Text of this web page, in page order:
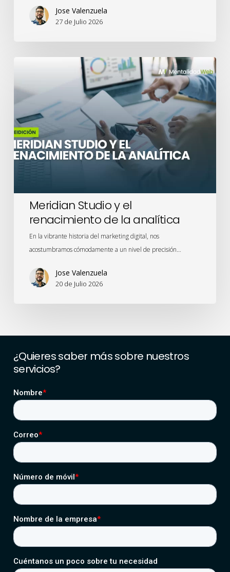
Jose Valenzuela
27 de Julio 2026
y
renacimiento
de
la
analítica
Meridian Studio y el
renacimiento de la analítica
En la vibrante historia del marketing digital, nos
acostumbramos cómodamente a un nivel de precisión…
Jose Valenzuela
20 de Julio 2026
¿Quieressaber mássobre nuestros
servicios?